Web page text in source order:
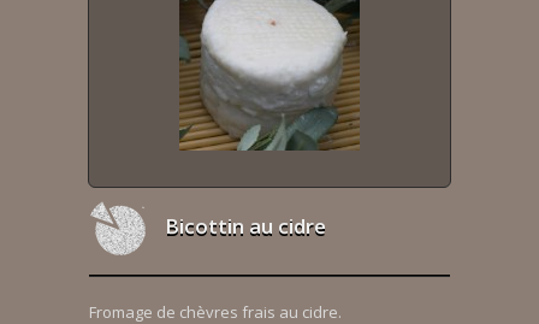
Bicottin au cidre
Fromage de chèvres frais au cidre.